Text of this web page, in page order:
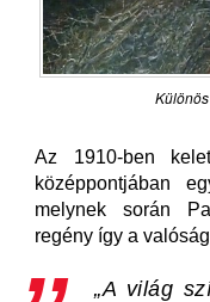
Az 1910-ben
középpontjában
melynek során
regény így a
„A világ